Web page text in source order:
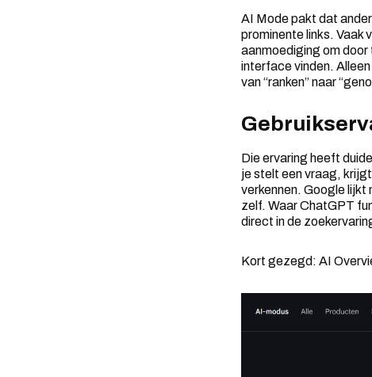
AI Mode pakt dat
prominente links. Vaak
aanmoediging om
interface vinden.
van “ranken” naar
Die ervaring heeft
je stelt een vraag,
verkennen. Google
zelf. Waar ChatGPT
direct in de
Kort gezegd: AI